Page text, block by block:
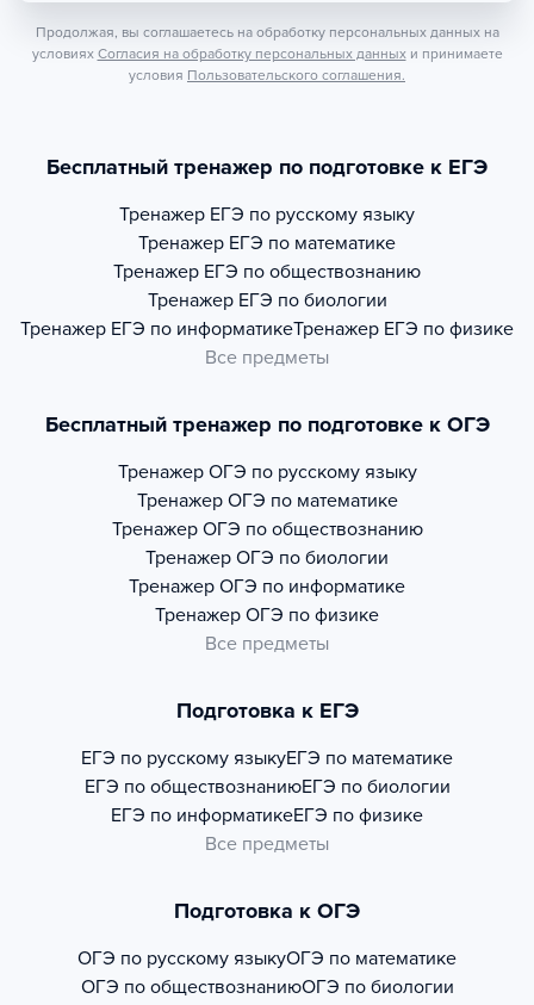
Продолжая, вы соглашаетесь на обработку персональных данных на
условиях Согласия на обработку персональных данных и принимаете
условия Пользовательского соглашения.
Бесплатный тренажер по подготовке к ЕГЭ
Тренажер ЕГЭ по русскому языку
Тренажер ЕГЭ по математике
Тренажер ЕГЭ по обществознанию
Тренажер ЕГЭ по биологии
Тренажер ЕГЭ по информатикеТренажер ЕГЭ по физике
Все предметы
Бесплатный тренажер по подготовке к ОГЭ
Тренажер ОГЭ по русскому языку
Тренажер ОГЭ по математике
Тренажер ОГЭ по обществознанию
Тренажер ОГЭ по биологии
Тренажер ОГЭ по информатике
Тренажер ОГЭ по физике
Все предметы
Подготовка к ЕГЭ
ЕГЭ по русскому языкуЕГЭ по математике
ЕГЭ по обществознаниюЕГЭ по биологии
ЕГЭ по информатикеЕГЭ по физике
Все предметы
Подготовка к ОГЭ
ОГЭ по русскому языкуОГЭ по математике
ОГЭ по обществознаниюОГЭ по биологии